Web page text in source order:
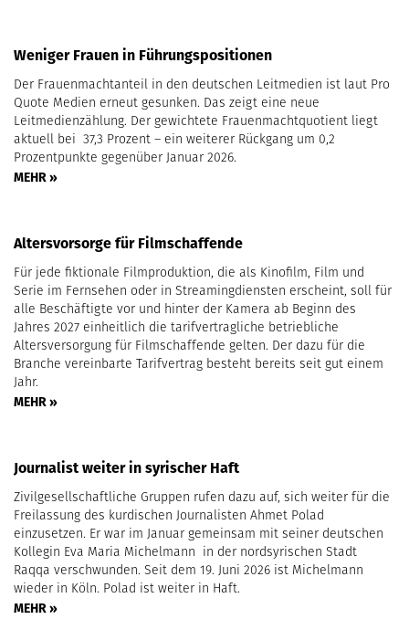
Weniger Frauen in Führungspositionen
Der Frauenmachtanteil in den deutschen Leitmedien ist laut Pro
Quote Medien erneut gesunken. Das zeigt eine neue
Leitmedienzählung. Der gewichtete Frauenmachtquotient liegt
aktuell bei 37,3 Prozent – ein weiterer Rückgang um 0,2
Prozentpunkte gegenüber Januar 2026.
MEHR »
Altersvorsorge für Filmschaffende
Für jede fiktionale Filmproduktion, die als Kinofilm, Film und
Serie im Fernsehen oder in Streamingdiensten erscheint, soll für
alle Beschäftigte vor und hinter der Kamera ab Beginn des
Jahres 2027 einheitlich die tarifvertragliche betriebliche
Altersversorgung für Filmschaffende gelten. Der dazu für die
Branche vereinbarte Tarifvertrag besteht bereits seit gut einem
Jahr.
MEHR »
Journalist weiter in syrischer Haft
Zivilgesellschaftliche Gruppen rufen dazu auf, sich weiter für die
Freilassung des kurdischen Journalisten Ahmet Polad
einzusetzen. Er war im Januar gemeinsam mit seiner deutschen
Kollegin Eva Maria Michelmann in der nordsyrischen Stadt
Raqqa verschwunden. Seit dem 19. Juni 2026 ist Michelmann
wieder in Köln. Polad ist weiter in Haft.
MEHR »